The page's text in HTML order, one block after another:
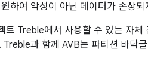
하여 악성이 아닌 데이터가 손상
Treble에서 사용할 수 있는 자체
과 함께 AVB는 파티션 바닥